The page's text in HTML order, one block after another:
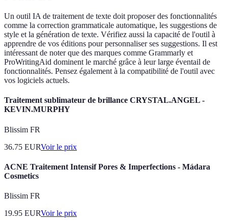
Un outil IA de traitement de texte doit proposer des fonctionnalités
comme la correction grammaticale automatique, les suggestions de
style et la génération de texte. Vérifiez aussi la capacité de l'outil à
apprendre de vos éditions pour personnaliser ses suggestions. Il est
intéressant de noter que des marques comme Grammarly et
ProWritingAid dominent le marché grâce à leur large éventail de
fonctionnalités. Pensez également à la compatibilité de l'outil avec
vos logiciels actuels.
Traitement sublimateur de brillance CRYSTAL.ANGEL -
KEVIN.MURPHY
Blissim FR
36.75 EURVoir le prix
ACNE Traitement Intensif Pores & Imperfections - Mádara
Cosmetics
Blissim FR
19.95 EURVoir le prix